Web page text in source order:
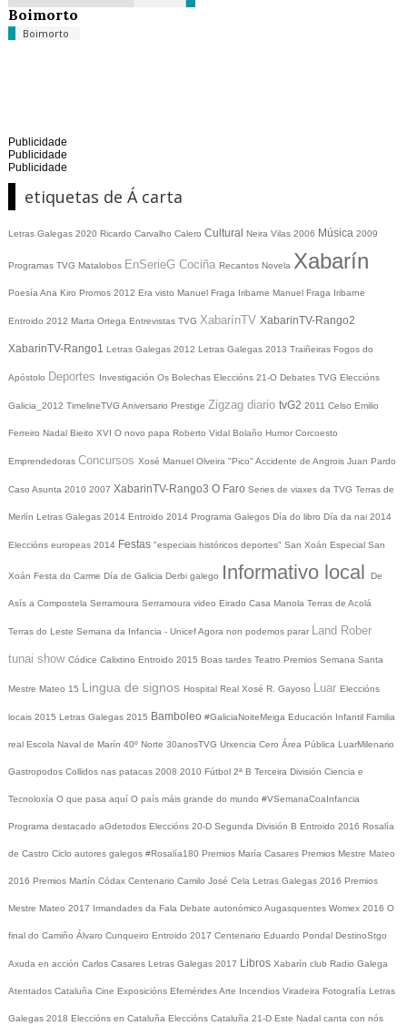
Boimorto
Boimorto
Publicidade
Publicidade
Publicidade
etiquetas de Á carta
Letras Galegas 2020 Ricardo Carvalho Calero Cultural Neira Vilas 2006 Música 2009
Programas TVG Matalobos EnSerieG Cociña Recantos Novela Xabarín
Poesía Ana Kiro Promos 2012 Era visto Manuel Fraga Iribarne Manuel Fraga Iribarne
Entroido 2012 Marta Ortega Entrevistas TVG XabarínTV XabarinTV-Rango2
XabarinTV-Rango1 Letras Galegas 2012 Letras Galegas 2013 Traiñeiras Fogos do
Apóstolo Deportes Investigación Os Bolechas Eleccións 21-O Debates TVG Eleccións
Galicia_2012 TimelineTVG Aniversario Prestige Zigzag diario tvG2 2011 Celso Emilio
Ferreiro Nadal Bieito XVI O novo papa Roberto Vidal Bolaño Humor Corcoesto
Emprendedoras Concursos Xosé Manuel Olveira "Pico" Accidente de Angrois Juan Pardo
Caso Asunta 2010 2007 XabarinTV-Rango3 O Faro Series de viaxes da TVG Terras de
Merlín Letras Galegas 2014 Entroido 2014 Programa Galegos Día do libro Día da nai 2014
Eleccións europeas 2014 Festas "especiais históricos deportes" San Xoán Especial San
Xoán Festa do Carme Día de Galicia Derbi galego Informativo local De
Asís a Compostela Serramoura Serramoura video Eirado Casa Manola Terras de Acolá
Terras do Leste Semana da Infancia - UnicefAgora non podemos parar Land Rober
tunai show Códice Calixtino Entroido 2015 Boas tardes Teatro Premios Semana Santa
Mestre Mateo 15 Lingua de signos Hospital Real Xosé R. Gayoso Luar Eleccións
locais 2015 Letras Galegas 2015 Bamboleo #GaliciaNoiteMeiga Educación Infantil Familia
real Escola Naval de Marín 40º Norte 30anosTVG Urxencia Cero Área Pública LuarMilenario
Gastropodos Collidos nas patacas 2008 2010 Fútbol 2ª B Terceira División Ciencia e
Tecnoloxía O que pasa aquí O país máis grande do mundo #VSemanaCoaInfancia
Programa destacado aGdetodos Eleccións 20-D Segunda División B Entroido 2016 Rosalía
de Castro Ciclo autores galegos #Rosalía180 Premios María Casares Premios Mestre Mateo
2016 Premios Martín Códax Centenario Camilo José Cela Letras Galegas 2016 Premios
Mestre Mateo 2017 Irmandades da Fala Debate autonómico Augasquentes Womex 2016 O
final do Camiño Álvaro Cunqueiro Entroido 2017 Centenario Eduardo Pondal DestinoStgo
Axuda en acción Carlos Casares Letras Galegas 2017 Libros Xabarín club Radio Galega
Atentados Cataluña Cine Exposicións EfeméridesArte Incendios Viradeira Fotografía Letras
Galegas 2018 Eleccións en Cataluña Eleccións Cataluña 21-D Este Nadal canta con nós